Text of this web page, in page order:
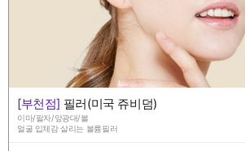
[부천점] 필러(미국 쥬비덤)
이마/팔자/앞광대/볼
얼굴 입체감 살리는 볼륨필러